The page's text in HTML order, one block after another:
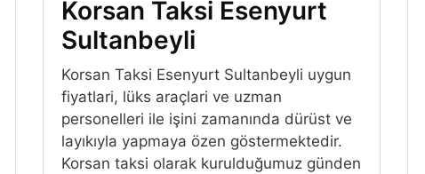
Korsan Taksi Esenyurt
Sultanbeyli
Korsan Taksi Esenyurt Sultanbeyli uygun
fiyatlari, lüks araçlari ve uzman
personelleri ile işini zamanında dürüst ve
layıkıyla yapmaya özen göstermektedir.
Korsan taksi olarak kurulduğumuz günden